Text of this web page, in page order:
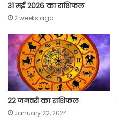
31 मई 2026 का राशिफल
2 weeks ago
22 जनवरी का राशिफल
January 22, 2024